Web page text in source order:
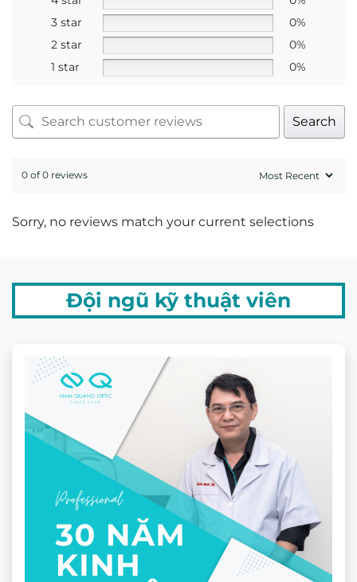
Mr. Hứa Hoàng Khải
20 năm kinh nghiệm về đo khúc xạ và mài lắp
GIẤY CHỨNG NHẬN MẮT KÍNH
Sản phẩm liên quan